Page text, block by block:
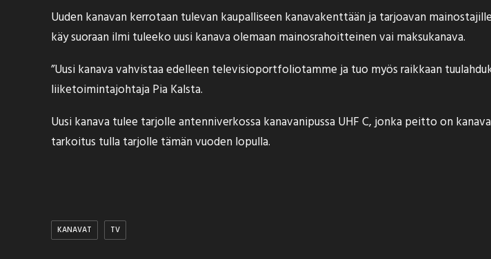
Uuden kanavan kerrotaan tulevan kaupalliseen kanavakenttään ja tarjoavan
käy suoraan ilmi tuleeko uusi kanava olemaan mainosrahoitteinen vai maksukanava.
”Uusi kanava vahvistaa edelleen televisioportfoliotamme ja tuo myös raikkaan
liiketoimintajohtaja Pia Kalsta.
Uusi kanava tulee tarjolle antenniverkossa kanavanipussa UHF C, jonka peitto on
tarkoitus tulla tarjolle tämän vuoden lopulla.
KANAVAT TV